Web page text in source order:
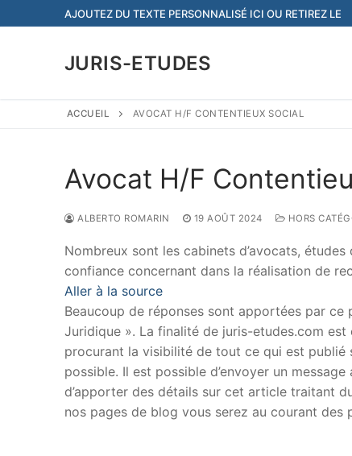
au
AJOUTEZ DU TEXTE PERSONNALISÉ ICI OU RETIREZ LE
JURIS-ETUDES
ACCUEIL AVOCAT H/F CONTENTIEUX SOCIAL
Avocat H/F
ALBERTO ROMARIN 19 AOÛT 2024 HORS
Nombreux sont les cabinets d’avocats,
confiance concernant dans la réalisation de
Aller à la source
Beaucoup de réponses sont apportées par
Juridique ». La finalité de juris-etudes.com
procurant la visibilité de tout ce qui est
possible. Il est possible d’envoyer un
d’apporter des détails sur cet article traitant
nos pages de blog vous serez au courant des